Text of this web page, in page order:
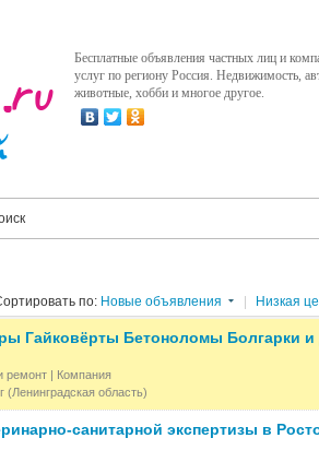
Бесплатные объявления частных лиц и
услуг по региону Россия. Недвижимость,
животные, хобби и многое другое.
по: Новые объявления Низкая
Гайковёрты Бетоноломы Болгарки и
ремонт | Компания
(Ленинградская область)
санитарной экспертизы в